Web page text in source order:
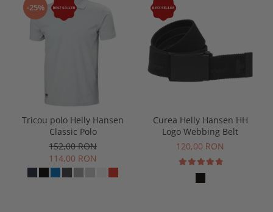
-25%
Tricou polo Helly Hansen
Classic Polo
152,00 RON
114,00 RON
Curea Helly Hansen HH
Logo Webbing Belt
120,00 RON